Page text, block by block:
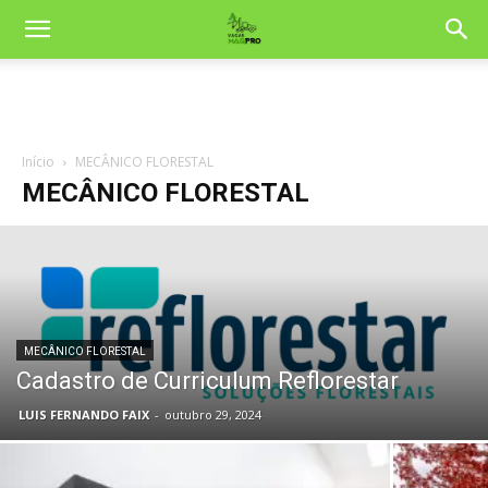
Início MECÂNICO FLORESTAL
MECÂNICO FLORESTAL
MECÂNICO FLORESTAL
Cadastro de Curriculum Reflorestar
LUIS FERNANDO FAIX - outubro 29, 2024